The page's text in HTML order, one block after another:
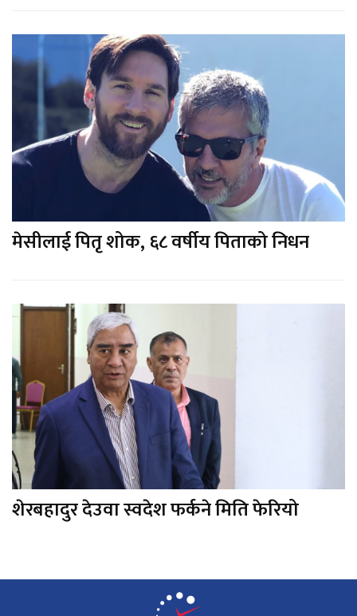
मेसीलाई पितृ शोक, ६८ वर्षीय पिताको निधन
शेरबहादुर देउवा स्वदेश फर्कने मिति फेरियो